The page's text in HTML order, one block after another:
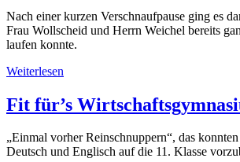
Nach einer kurzen Verschnaufpause ging es
Frau Wollscheid und Herrn Weichel bereits
laufen konnte.
Weiterlesen
Fit für’s
„Einmal vorher Reinschnuppern“, das
Deutsch und Englisch auf die 11. Klasse